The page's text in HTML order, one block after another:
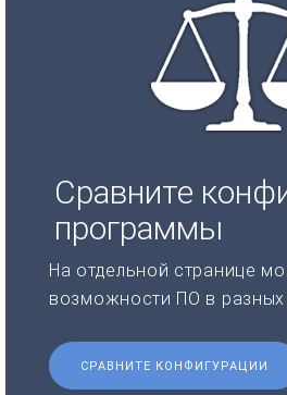
Сравните
программы
На отдельной странице
возможности ПО в разных
СРАВНИТЕ КОНФИГУРАЦИИ